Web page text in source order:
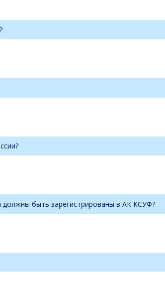
должны быть зарегистрированы в АК КСУФ?